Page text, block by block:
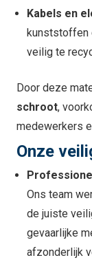
Kabels en
kunststoffen
veilig te
Door deze
schroot,
medewerkers
Onze
Ons team
de juiste
gevaarlijke
afzonderlijk